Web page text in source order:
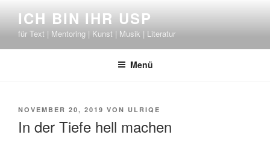
springen
ICH BIN IHR USP
für Text | Mentoring | Kunst | Musik | Literatur
Menü
VERÖFFENTLICHT
NOVEMBER 20, 2019 VON ULRIQE
In der Tiefe hell machen